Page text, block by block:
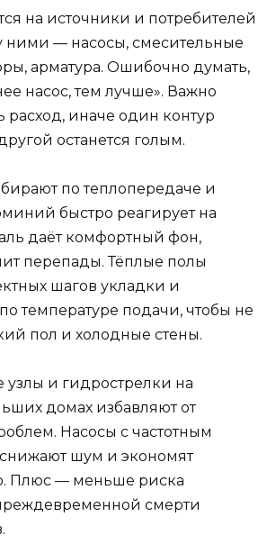
на источники и потребителей
ними — насосы, смесительные
арматура. Ошибочно думать,
насос, тем лучше». Важно
расход, иначе один контур
останется голым.
по теплопередаче и
быстро реагирует на
даёт комфортный фон,
перепады. Тёплые полы
шагов укладки и
температуре подачи, чтобы не
пол и холодные стены.
и гидрострелки на
домах избавляют от
Насосы с частотным
шум и экономят
Плюс — меньше риска
смерти